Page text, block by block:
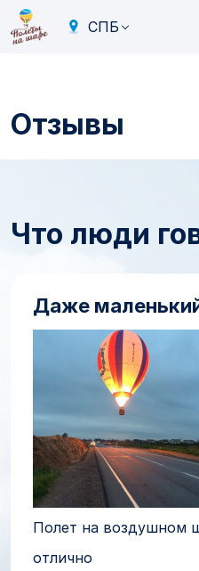
СПБ
Отзывы
Что люди
Даже
Полет на воздушном
отлично